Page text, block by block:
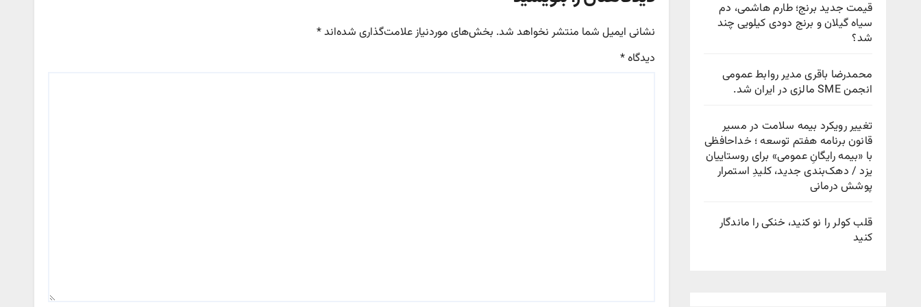
قیمت جدید برنج؛ طارم هاشمی، دم
سیاه گیلان و برنج دودی کیلویی چند
شد؟
محمدرضا باقری مدیر روابط عمومی
انجمن SME مالزی در ایران شد.
تغییر رویکرد بیمه سلامت در مسیر
قانون برنامه هفتم توسعه ؛ خداحافظی
با «بیمه رایگانِ عمومی» برای روستاییان
یزد / دهک‌بندی جدید، کلیدِ استمرار
پوشش درمانی
قلب کولر را نو کنید، خنکی را ماندگار
کنید
نشانی ایمیل شما منتشر نخواهد شد. بخش‌های موردنیاز علامت‌گذاری شده‌اند*
دیدگاه*